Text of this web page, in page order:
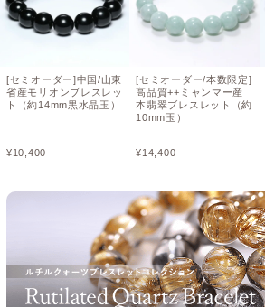
[セミオーダー]中国/山東
省産モリオンブレスレッ
ト（約14mm黒水晶玉）
¥10,400
[セミオーダー/本数限定]
高品質++ミャンマー産
本翡翠ブレスレット（約
10mm玉）
¥14,400